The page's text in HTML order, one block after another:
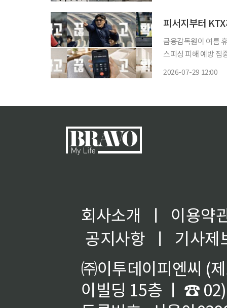
피서지부터
금융감독원이 여름
스피싱 피해 예방 집
2026-07-29 12:00
회사소개 ㅣ
이용약
공지사항
ㅣ
기사제
㈜이투데이피엔씨 (
이빌딩 15층 ㅣ ☎